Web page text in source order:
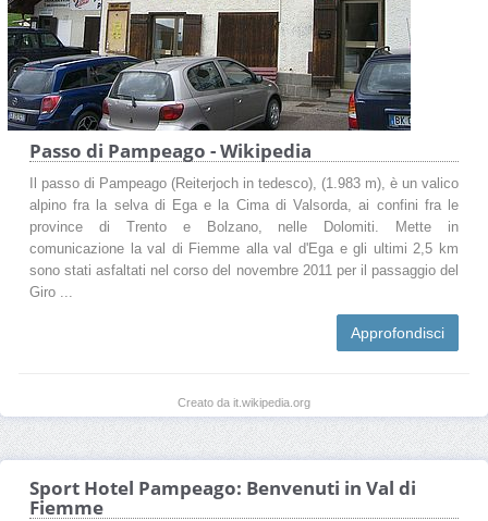
Passo di Pampeago - Wikipedia
Il passo di Pampeago (Reiterjoch in tedesco), (1.983 m), è un valico
alpino fra la selva di Ega e la Cima di Valsorda, ai confini fra le
province di Trento e Bolzano, nelle Dolomiti. Mette in
comunicazione la val di Fiemme alla val d'Ega e gli ultimi 2,5 km
sono stati asfaltati nel corso del novembre 2011 per il passaggio del
Giro ...
Approfondisci
Creato da it.wikipedia.org
Sport Hotel Pampeago: Benvenuti in Val di
Fiemme